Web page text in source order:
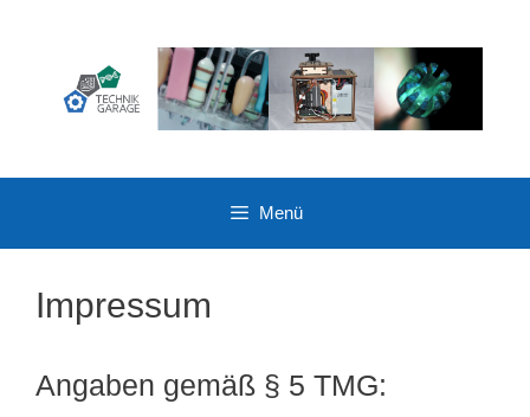
Menü
Impressum
Angaben gemäß § 5 TMG: